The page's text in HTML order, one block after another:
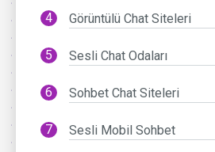
Görüntülü Chat Siteleri
Sesli Chat Odaları
Sohbet Chat Siteleri
Sesli Mobil Sohbet